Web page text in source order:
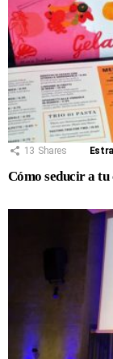
13 Shares
Cómo seducir a